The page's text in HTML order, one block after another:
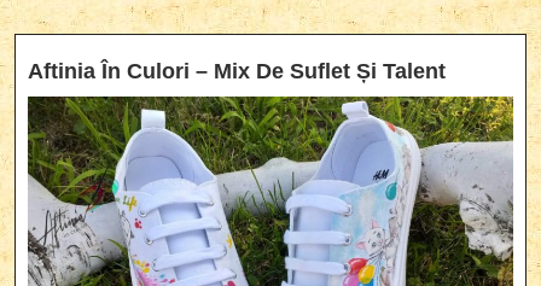
Aftinia În Culori – Mix De Suflet Și TalentAftinia
În
Culori
–
Mix
De
Suflet
Și
Talent